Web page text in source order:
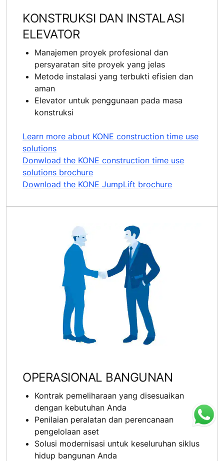
KONSTRUKSI DAN INSTALASI
ELEVATOR
Manajemen proyek profesional dan
persyaratan site proyek yang jelas
Metode instalasi yang terbukti efisien dan
aman
Elevator untuk penggunaan pada masa
konstruksi
Learn more about KONE construction time use
solutions
Donwload the KONE construction time use
solutions brochure
Download the KONE JumpLift brochure
OPERASIONAL BANGUNAN
Kontrak pemeliharaan yang disesuaikan
dengan kebutuhan Anda
Penilaian peralatan dan perencanaan
pengelolaan aset
Solusi modernisasi untuk keseluruhan siklus
hidup bangunan Anda